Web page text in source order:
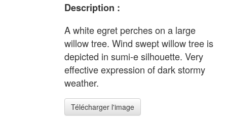
Description :
A white egret perches on a large
willow tree. Wind swept willow tree is
depicted in sumi-e silhouette. Very
effective expression of dark stormy
weather.
Télécharger l'image